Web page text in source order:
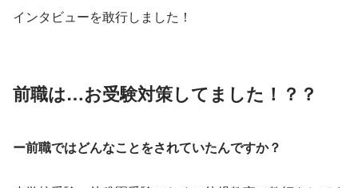
インタビューを敢行しました！
前職は…お受験対策してました！？？
ー前職ではどんなことをされていたんですか？